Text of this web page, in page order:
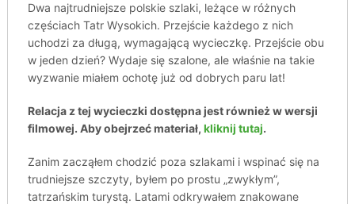
Dwa najtrudniejsze polskie szlaki, leżące w różnych
częściach Tatr Wysokich. Przejście każdego z nich
uchodzi za długą, wymagającą wycieczkę. Przejście obu
w jeden dzień? Wydaje się szalone, ale właśnie na takie
wyzwanie miałem ochotę już od dobrych paru lat!
Relacja z tej wycieczki dostępna jest również w wersji
filmowej. Aby obejrzeć materiał, kliknij tutaj.
Zanim zacząłem chodzić poza szlakami i wspinać się na
trudniejsze szczyty, byłem po prostu „zwykłym”,
tatrzańskim turystą. Latami odkrywałem znakowane